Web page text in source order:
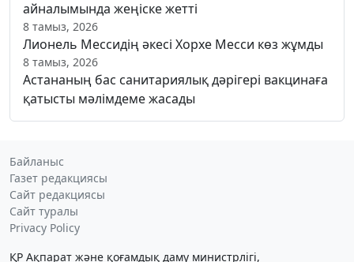
айналымында жеңіске жетті
8 тамыз, 2026
Лионель Мессидің әкесі Хорхе Месси көз жұмды
8 тамыз, 2026
Астананың бас санитариялық дәрігері вакцинаға
қатысты мәлімдеме жасады
Байланыс
Газет редакциясы
Сайт редакциясы
Сайт туралы
Privacy Policy
ҚР Ақпарат және қоғамдық даму министрлігі,